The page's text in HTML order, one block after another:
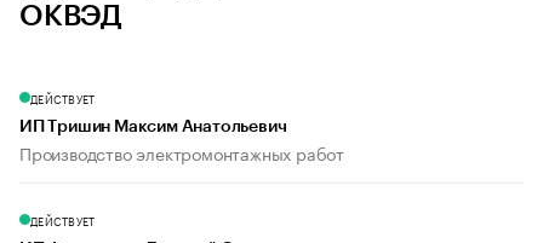
ОКВЭД
ДЕЙСТВУЕТ
ИП Тришин Максим Анатольевич
Производство электромонтажных работ
ДЕЙСТВУЕТ